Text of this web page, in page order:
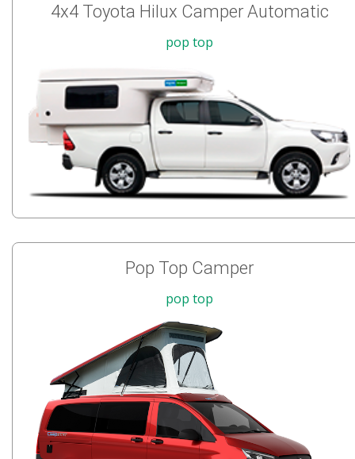
4x4 Toyota Hilux Camper Automatic
pop top
Pop Top Camper
pop top